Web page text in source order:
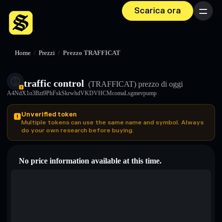
Scarica ora Menu
Home / Prezzi / Prezzo TRAFFICAT
traffic control (TRAFFICAT) prezzo di oggi
A4NdX1o3Bzi9PhFskSkrwhdVKDVHCMcomaLsgmevpump
Unverified token
Multiple tokens can use the same name and symbol. Always
do your own research before buying.
No price information available at this time.